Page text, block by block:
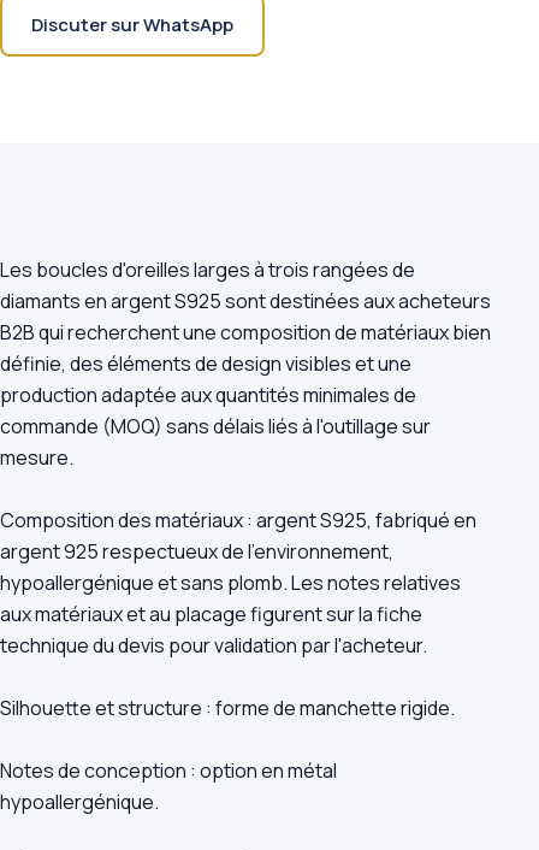
Discuter sur WhatsApp
Les boucles d'oreilles larges à trois rangées de
diamants en argent S925 sont destinées aux acheteurs
B2B qui recherchent une composition de matériaux bien
définie, des éléments de design visibles et une
production adaptée aux quantités minimales de
commande (MOQ) sans délais liés à l'outillage sur
mesure.
Composition des matériaux : argent S925, fabriqué en
argent 925 respectueux de l'environnement,
hypoallergénique et sans plomb. Les notes relatives
aux matériaux et au placage figurent sur la fiche
technique du devis pour validation par l'acheteur.
Silhouette et structure : forme de manchette rigide.
Notes de conception : option en métal
hypoallergénique.